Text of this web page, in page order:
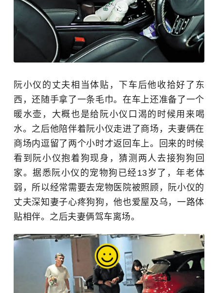
阮小仪的丈夫相当体贴，下车后他收拾好了东
西，还随手拿了一条毛巾。在车上还准备了一个
暖水壶，大概也是给阮小仪口渴的时候用来喝
水。之后他陪伴着阮小仪走进了商场，夫妻俩在
商场内逗留了两个小时才返回车上。回来的时候
看到阮小仪抱着狗现身，猜测两人去接狗狗回
家。据悉阮小仪的宠物狗已经13岁了，年老体
弱，所以经常需要去宠物医院被照顾，阮小仪的
丈夫深知妻子心疼狗狗，他也爱屋及乌，一路体
贴相伴。之后夫妻俩驾车离场。